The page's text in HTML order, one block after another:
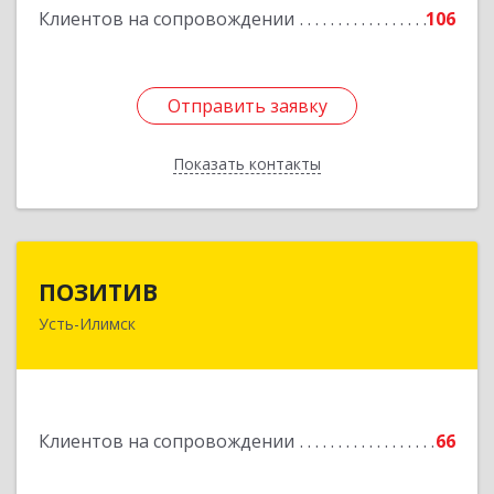
Клиентов на сопровождении 106
Отправить заявку
Показать контакты
Отправить заявку
Назад
ПОЗИТИВ
Усть-Илимск
Клиентов на сопровождении 66
666679, Иркутская обл, Усть-Илимск г, Дружбы